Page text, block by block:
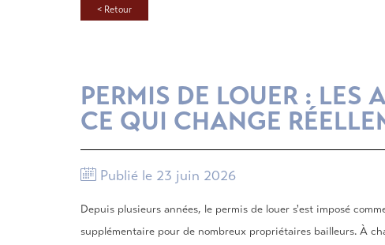
< Retour
PERMIS DE LOUER : LES
CE QUI CHANGE
Publié le 23 juin 2026
Depuis plusieurs années, le permis de louer s'est imposé
supplémentaire pour de nombreux propriétaires bailleurs. À